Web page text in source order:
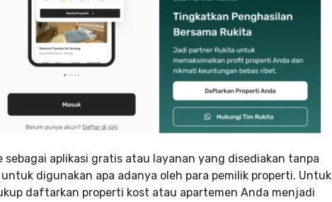
sebagai aplikasi gratis atau layanan yang disediakan tanpa
digunakan apa adanya oleh para pemilik properti. Untuk
daftarkan properti kost atau apartemen Anda menjadi